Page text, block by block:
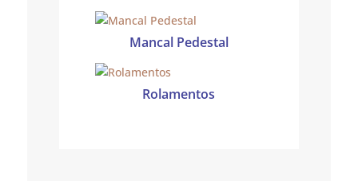
Mancal Pedestal
Rolamentos